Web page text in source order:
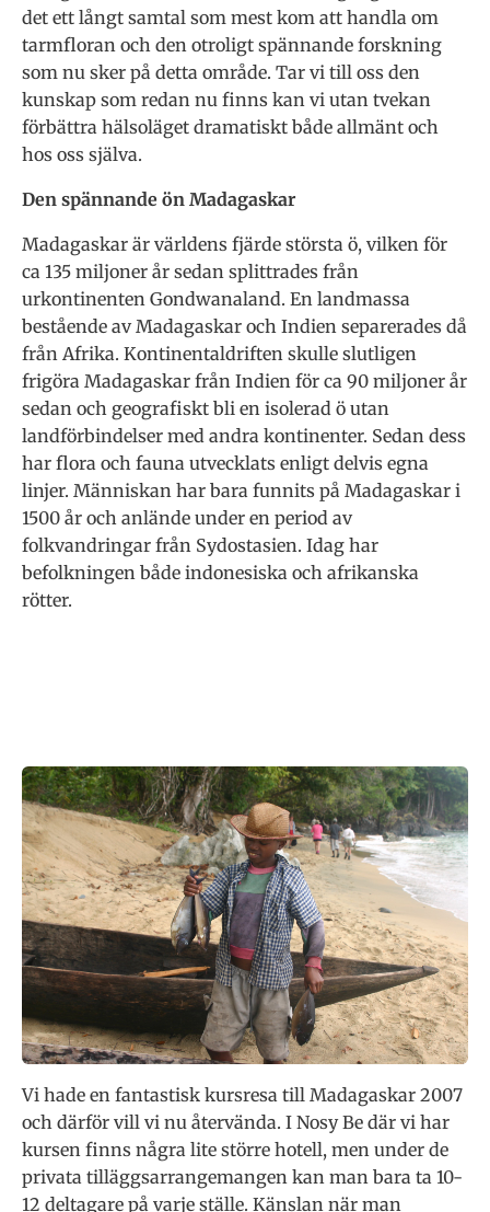
det ett långt samtal som mest kom att handla om
tarmfloran och den otroligt spännande forskning
som nu sker på detta område. Tar vi till oss den
kunskap som redan nu finns kan vi utan tvekan
förbättra hälsoläget dramatiskt både allmänt och
hos oss själva.
Den spännande ön Madagaskar
Madagaskar är världens fjärde största ö, vilken för
ca 135 miljoner år sedan splittrades från
urkontinenten Gondwanaland. En landmassa
bestående av Madagaskar och Indien separerades då
från Afrika. Kontinentaldriften skulle slutligen
frigöra Madagaskar från Indien för ca 90 miljoner år
sedan och geografiskt bli en isolerad ö utan
landförbindelser med andra kontinenter. Sedan dess
har flora och fauna utvecklats enligt delvis egna
linjer. Människan har bara funnits på Madagaskar i
1500 år och anlände under en period av
folkvandringar från Sydostasien. Idag har
befolkningen både indonesiska och afrikanska
rötter.
Vi hade en fantastisk kursresa till Madagaskar 2007
och därför vill vi nu återvända. I Nosy Be där vi har
kursen finns några lite större hotell, men under de
privata tilläggsarrangemangen kan man bara ta 10-
12 deltagare på varje ställe. Känslan när man